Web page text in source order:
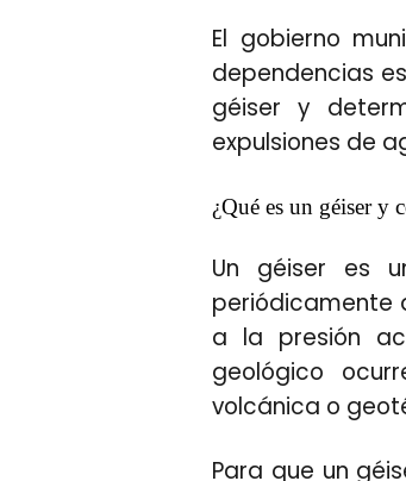
El gobierno
dependencias
géiser y
expulsiones de
¿Qué es un géiser y
Un géiser es
periódicamente
a la presión
geológico
volcánica o
Para que un